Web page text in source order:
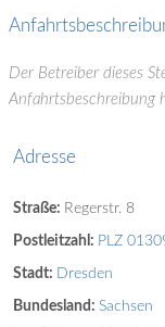
Der Betreiber dieses
Anfahrtsbeschreibung
Adresse
Straße: Regerstr. 8
Postleitzahl: PLZ
Stadt: Dresden
Bundesland: Sachsen